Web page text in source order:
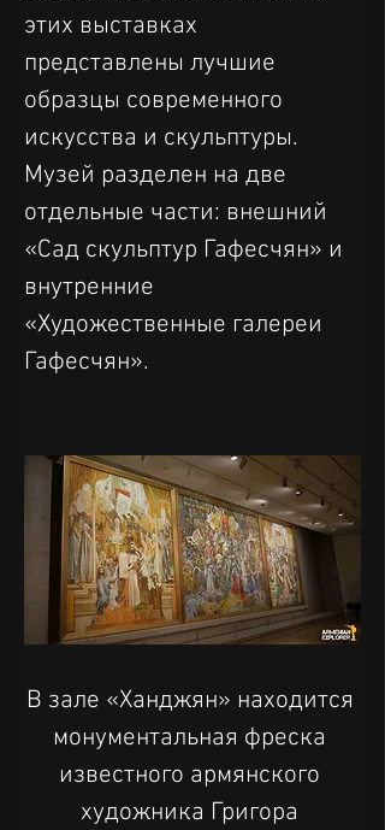
этих выставках
представлены лучшие
образцы современного
искусства и скульптуры.
Музей разделен на две
отдельные части: внешний
«Сад скульптур Гафесчян» и
внутренние
«Художественные галереи
Гафесчян».
В зале «Ханджян» находится
монументальная фреска
известного армянского
художника Григора